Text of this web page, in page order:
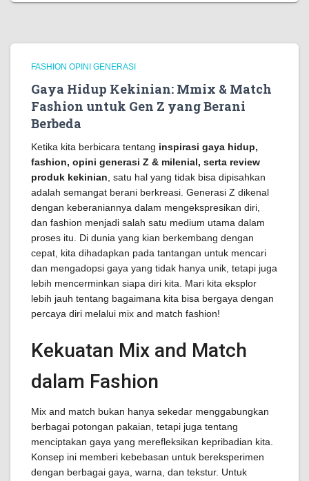
FASHION OPINI GENERASI
Gaya Hidup Kekinian: Mmix & Match
Fashion untuk Gen Z yang Berani
Berbeda
Ketika kita berbicara tentang inspirasi gaya hidup,
fashion, opini generasi Z & milenial, serta review
produk kekinian , satu hal yang tidak bisa dipisahkan
adalah semangat berani berkreasi. Generasi Z dikenal
dengan keberaniannya dalam mengekspresikan diri,
dan fashion menjadi salah satu medium utama dalam
proses itu. Di dunia yang kian berkembang dengan
cepat, kita dihadapkan pada tantangan untuk mencari
dan mengadopsi gaya yang tidak hanya unik, tetapi juga
lebih mencerminkan siapa diri kita. Mari kita eksplor
lebih jauh tentang bagaimana kita bisa bergaya dengan
percaya diri melalui mix and match fashion!
Kekuatan Mix and Match
dalam Fashion
Mix and match bukan hanya sekedar menggabungkan
berbagai potongan pakaian, tetapi juga tentang
menciptakan gaya yang merefleksikan kepribadian kita.
Konsep ini memberi kebebasan untuk bereksperimen
dengan berbagai gaya, warna, dan tekstur. Untuk